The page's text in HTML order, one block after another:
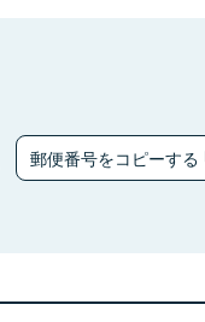
郵便番号をコピーする